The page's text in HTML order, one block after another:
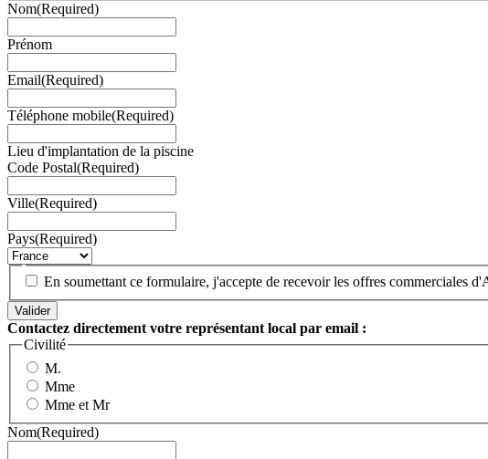
Nom(Required)
Prénom
Email(Required)
Téléphone mobile(Required)
Lieu d'implantation de la piscine
Code Postal(Required)
Ville(Required)
Pays(Required)
En soumettant ce formulaire, j'accepte de recevoir les offres commerciales
Contactez directement votre représentant local par email :
Civilité
M.
Mme
Mme et Mr
Nom(Required)